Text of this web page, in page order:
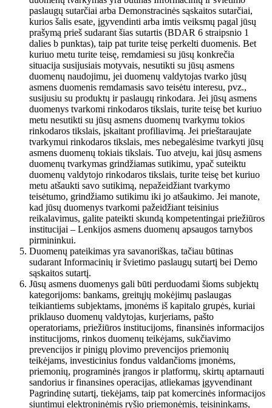
paslaugų sutarčiai arba Demonstracinės sąskaitos sutarčiai,
kurios šalis esate, įgyvendinti arba imtis veiksmų pagal jūsų
prašymą prieš sudarant šias sutartis (BDAR 6 straipsnio 1
dalies b punktas), taip pat turite teisę perkelti duomenis. Bet
kuriuo metu turite teisę, remdamiesi su jūsų konkrečia
situacija susijusiais motyvais, nesutikti su jūsų asmens
duomenų naudojimu, jei duomenų valdytojas tvarko jūsų
asmens duomenis remdamasis savo teisėtu interesu, pvz.,
susijusiu su produktų ir paslaugų rinkodara. Jei jūsų asmens
duomenys tvarkomi rinkodaros tikslais, turite teisę bet kuriuo
metu nesutikti su jūsų asmens duomenų tvarkymu tokios
rinkodaros tikslais, įskaitant profiliavimą. Jei prieštaraujate
tvarkymui rinkodaros tikslais, mes nebegalėsime tvarkyti jūsų
asmens duomenų tokiais tikslais. Tuo atveju, kai jūsų asmens
duomenų tvarkymas grindžiamas sutikimu, ypač suteiktu
duomenų valdytojo rinkodaros tikslais, turite teisę bet kuriuo
metu atšaukti savo sutikimą, nepažeidžiant tvarkymo
teisėtumo, grindžiamo sutikimu iki jo atšaukimo. Jei manote,
kad jūsų duomenys tvarkomi pažeidžiant teisinius
reikalavimus, galite pateikti skundą kompetentingai priežiūros
institucijai – Lenkijos asmens duomenų apsaugos tarnybos
pirmininkui.
Duomenų pateikimas yra savanoriškas, tačiau būtinas
sudarant Informacinių ir švietimo paslaugų sutartį bei Demo
sąskaitos sutartį.
Jūsų asmens duomenys gali būti perduodami šioms subjektų
kategorijoms: bankams, greitųjų mokėjimų paslaugas
teikiantiems subjektams, įmonėms iš kapitalo grupės, kuriai
priklauso duomenų valdytojas, kurjeriams, pašto
operatoriams, priežiūros institucijoms, finansinės informacijos
institucijoms, rinkos duomenų teikėjams, sukčiavimo
prevencijos ir pinigų plovimo prevencijos priemonių
teikėjams, investicinius fondus valdančioms įmonėms,
priemonių, programinės įrangos ir platformų, skirtų aptarnauti
sandorius ir finansines operacijas, atliekamas įgyvendinant
Pagrindinę sutartį, tiekėjams, taip pat komercinės informacijos
siuntimui elektroninėmis ryšio priemonėmis, teisininkams,